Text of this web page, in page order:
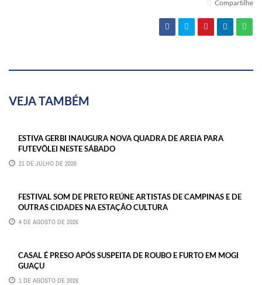
Compartilhe
VEJA TAMBÉM
ESTIVA GERBI INAUGURA NOVA QUADRA DE AREIA PARA
FUTEVÔLEI NESTE SÁBADO
21 DE JULHO DE 2026
FESTIVAL SOM DE PRETO REÚNE ARTISTAS DE CAMPINAS E DE
OUTRAS CIDADES NA ESTAÇÃO CULTURA
4 DE AGOSTO DE 2026
CASAL É PRESO APÓS SUSPEITA DE ROUBO E FURTO EM MOGI
GUAÇU
1 DE AGOSTO DE 2026